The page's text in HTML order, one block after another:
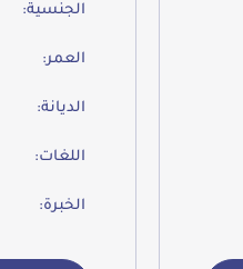
الجنسية:
العمر:
الديانة:
اللغات:
الخبرة: